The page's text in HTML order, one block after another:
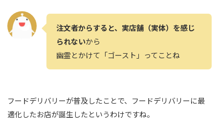
注文者からすると、実店舗（実体）を感じ
られないから
幽霊とかけて「ゴースト」ってことね
フードデリバリーが普及したことで、フードデリバリーに最
適化したお店が誕生したというわけですね。